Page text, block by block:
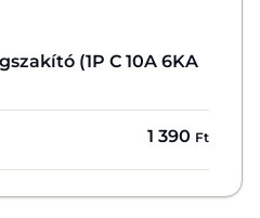
(1P C 10A 6KA
1 390 Ft